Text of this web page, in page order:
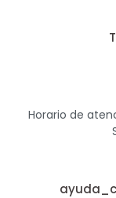
Horario de